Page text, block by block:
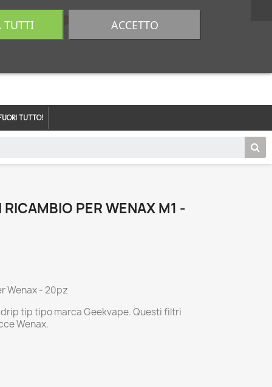
0,00 €
TUTTO!
RICAMBIO PER WENAX M1 -
Wenax - 20pz
tip tipo marca Geekvape. Questi filtri
Wenax.
TUTTI ACCETTO